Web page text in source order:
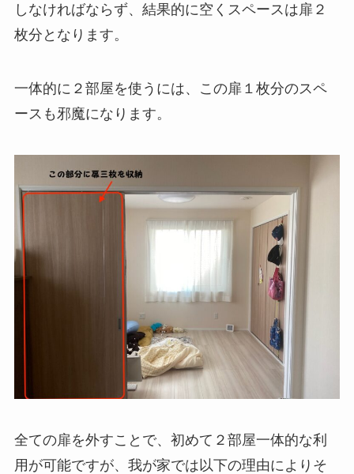
しなければならず、結果的に空くスペースは扉２
枚分となります。
一体的に２部屋を使うには、この扉１枚分のスペ
ースも邪魔になります。
全ての扉を外すことで、初めて２部屋一体的な利
用が可能ですが、我が家では以下の理由によりそ